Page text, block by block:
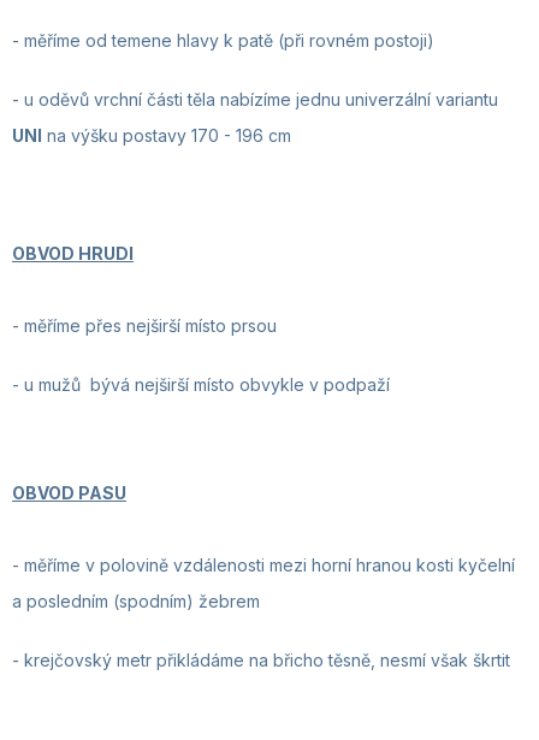
- měříme od temene hlavy k patě (při rovném postoji)
- u oděvů vrchní části těla nabízíme jednu univerzální variantu
UNI na výšku postavy 170 - 196 cm
OBVOD HRUDI
- měříme přes nejširší místo prsou
- u mužů bývá nejširší místo obvykle v podpaží
OBVOD PASU
- měříme v polovině vzdálenosti mezi horní hranou kosti kyčelní
a posledním (spodním) žebrem
- krejčovský metr přikládáme na břicho těsně, nesmí však škrtit